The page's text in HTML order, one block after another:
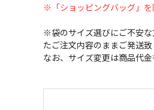
※「ショッピングバッグ」
※袋のサイズ選びにご不安
たご注文内容のままご発送致
なお、サイズ変更は商品代